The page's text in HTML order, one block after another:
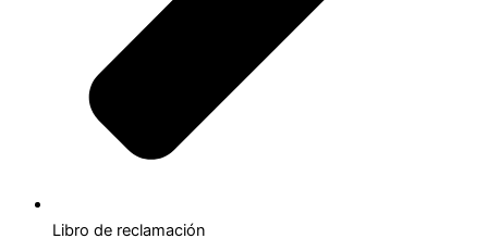
Libro de reclamación